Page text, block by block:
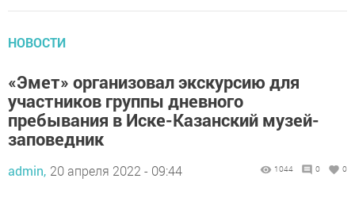
НОВОСТИ
«Эмет» организовал экскурсию для
участников группы дневного
пребывания в Иске-Казанский музей-
заповедник
admin, 20 апреля 2022 - 09:44 1044 0 0